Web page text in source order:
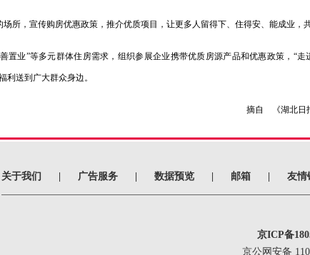
所，宣传购房优惠政策，推介优质项目，让更多人留得下、住得安、能成业，
置业”等多元群体住房需求，组织参展企业携带优质房源产品和优惠政策，“
利送到广大群众身边。
摘自 《湖北
关于我们 广告服务 数据预览 邮箱 友情
京ICP备
京公网安备